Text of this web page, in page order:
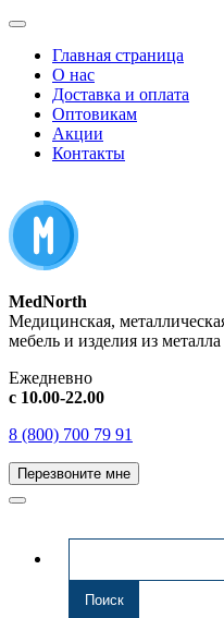
Главная страница
О нас
Доставка и оплата
Оптовикам
Акции
Контакты
MedNorth
Медицинская,
мебель и изделия из металла
Ежедневно
с 10.00-22.00
8 (800) 700 79 91
Перезвоните мне